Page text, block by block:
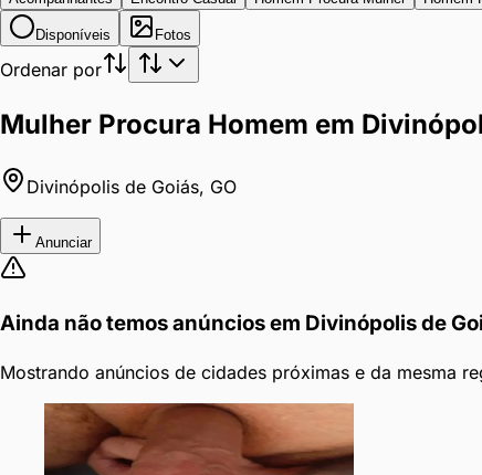
Disponíveis Fotos
Ordenar por
Mulher Procura Homem em
Divinópolis de Goiás, GO
Anunciar
Ainda não temos anúncios em Divinópolis de
Mostrando anúncios de cidades próximas e da mesma